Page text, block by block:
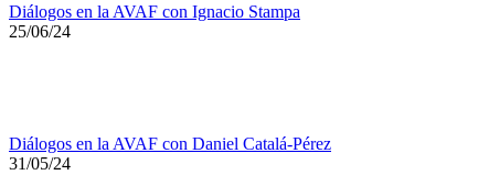
Diálogos en la AVAF con Ignacio Stampa
25/06/24
Diálogos en la AVAF con Daniel Catalá-Pérez
31/05/24